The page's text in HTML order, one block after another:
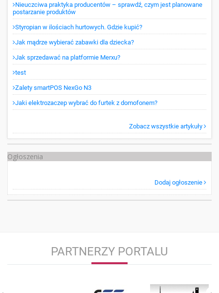
Nieuczciwa praktyka producentów – sprawdź, czym jest planowane
postarzanie produktów
Styropian w ilościach hurtowych. Gdzie kupić?
Jak mądrze wybierać zabawki dla dziecka?
Jak sprzedawać na platformie Merxu?
test
Zalety smartPOS NexGo N3
Jaki elektrozaczep wybrać do furtek z domofonem?
Zobacz wszystkie artykuły
Ogłoszenia
Dodaj ogłoszenie
PARTNERZY PORTALU